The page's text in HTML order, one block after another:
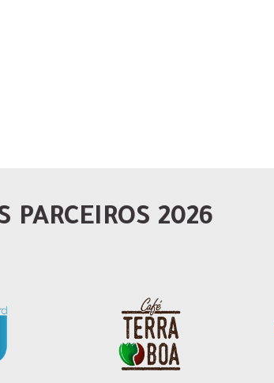
PARCEIROS 2026